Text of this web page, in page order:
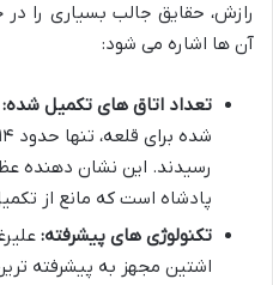
رازش، حقایق جالب بسیاری را
آن ها اشاره می شود:
تعداد اتاق های تکمیل شده:
رسیدند. این نشان دهنده
پادشاه است که مانع از
تکنولوژی های پیشرفته:
اشتین مجهز به پیشرفته